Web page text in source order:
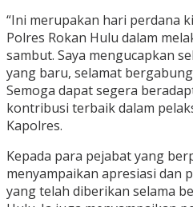
“Ini merupakan hari perdana
Polres Rokan Hulu dalam
sambut. Saya mengucapkan
yang baru, selamat
Semoga dapat segera
kontribusi terbaik dalam
Kapolres.
Kepada para pejabat yang
menyampaikan apresiasi dan
yang telah diberikan selama